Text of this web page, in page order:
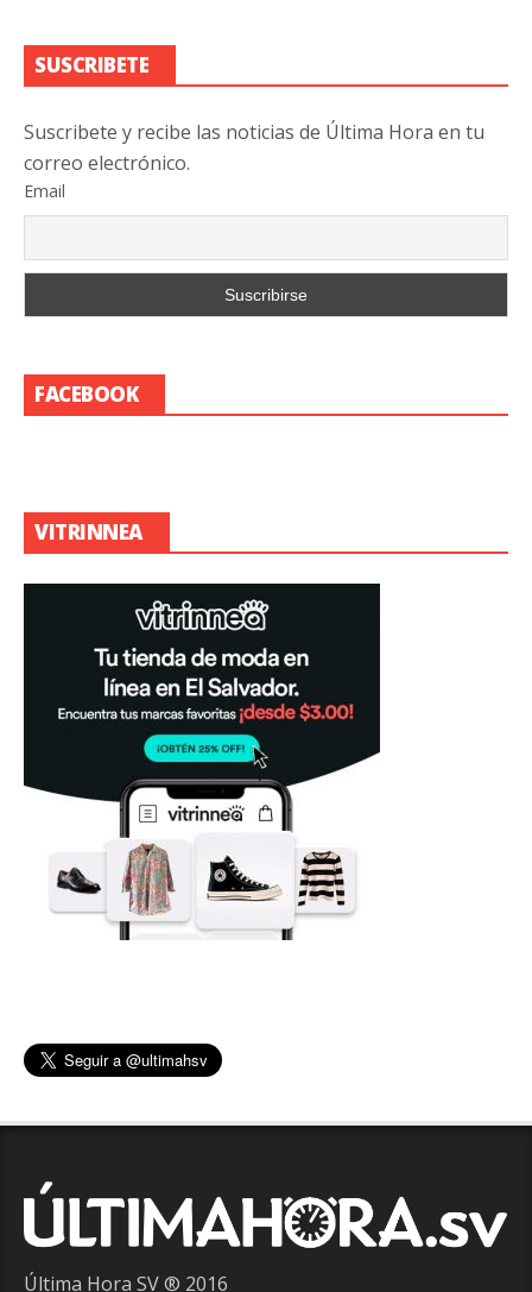
SUSCRIBETE
Suscribete y recibe las noticias de Última Hora en tu
correo electrónico.
Email
FACEBOOK
VITRINNEA
Última Hora SV ® 2016